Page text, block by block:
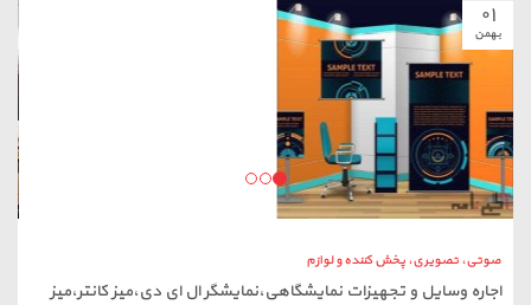
۰۱
بهمن
صوتی، تصویری، پخش کننده و لوازم
اجاره وسایل و تجهیزات نمایشگاهی،نمایشگر ال ای دی،میز کانتر،میز